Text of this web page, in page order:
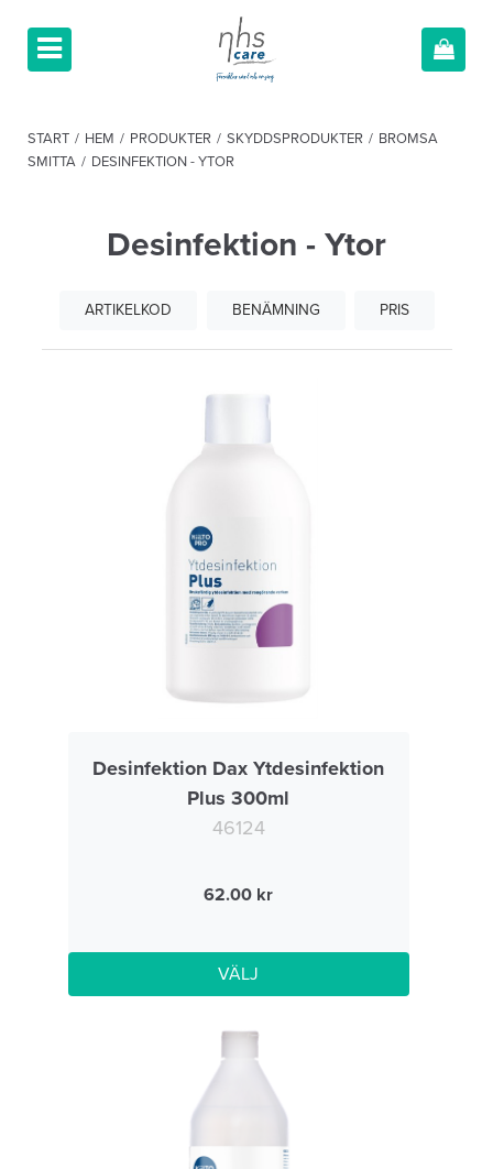
START / HEM / PRODUKTER / SKYDDSPRODUKTER / BROMSA
SMITTA / DESINFEKTION - YTOR
Desinfektion - Ytor
ARTIKELKOD BENÄMNING PRIS
Desinfektion Dax Ytdesinfektion
Plus 300ml
46124
62.00
VÄLJ